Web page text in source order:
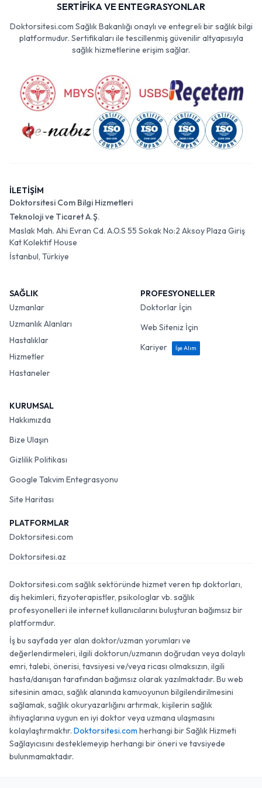
SERTİFİKA VE ENTEGRASYONLAR
Doktorsitesi.com Sağlık Bakanlığı onaylı ve entegreli bir sağlık bilgi
platformudur. Sertifikaları ile tescillenmiş güvenilir altyapısıyla
sağlık hizmetlerine erişim sağlar.
İLETİŞİM
Doktorsitesi Com Bilgi Hizmetleri
Teknoloji ve Ticaret A.Ş.
Maslak Mah. Ahi Evran Cd. A.O.S 55 Sokak No:2 Aksoy Plaza Giriş
Kat Kolektif House
İstanbul, Türkiye
SAĞLIK
Uzmanlar
Uzmanlık Alanları
Hastalıklar
Hizmetler
Hastaneler
PROFESYONELLER
Doktorlar İçin
Web Siteniz İçin
Kariyer
İşe Alım
KURUMSAL
Hakkımızda
Bize Ulaşın
Gizlilik Politikası
Google Takvim Entegrasyonu
Site Haritası
PLATFORMLAR
Doktorsitesi.com
Doktorsitesi.az
Doktorsitesi.com sağlık sektöründe hizmet veren tıp doktorları,
diş hekimleri, fizyoterapistler, psikologlar vb. sağlık
profesyonelleri ile internet kullanıcılarını buluşturan bağımsız bir
platformdur.
İş bu sayfada yer alan doktor/uzman yorumları ve
değerlendirmeleri, ilgili doktorun/uzmanın doğrudan veya dolaylı
emri, talebi, önerisi, tavsiyesi ve/veya ricası olmaksızın, ilgili
hasta/danışan tarafından bağımsız olarak yazılmaktadır. Bu web
sitesinin amacı, sağlık alanında kamuoyunun bilgilendirilmesini
sağlamak, sağlık okuryazarlığını artırmak, kişilerin sağlık
ihtiyaçlarına uygun en iyi doktor veya uzmana ulaşmasını
kolaylaştırmaktır. Doktorsitesi.com herhangi bir Sağlık Hizmeti
Sağlayıcısını desteklemeyip herhangi bir öneri ve tavsiyede
bulunmamaktadır.